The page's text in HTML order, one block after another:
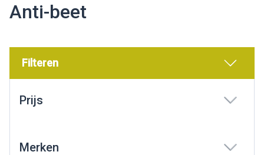
Anti-beet
Filteren
Prijs
Merken